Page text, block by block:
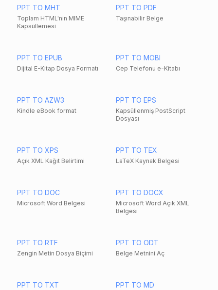
PPT TO MHT
Toplam HTML'nin MIME
Kapsüllemesi
PPT TO PDF
Taşınabilir Belge
PPT TO EPUB
Dijital E-Kitap Dosya Formatı
PPT TO MOBI
Cep Telefonu e-Kitabı
PPT TO AZW3
Kindle eBook format
PPT TO EPS
Kapsüllenmiş PostScript
Dosyası
PPT TO XPS
Açık XML Kağıt Belirtimi
PPT TO TEX
LaTeX Kaynak Belgesi
PPT TO DOC
Microsoft Word Belgesi
PPT TO DOCX
Microsoft Word Açık XML
Belgesi
PPT TO RTF
Zengin Metin Dosya Biçimi
PPT TO ODT
Belge Metnini Aç
PPT TO TXT PPT TO MD